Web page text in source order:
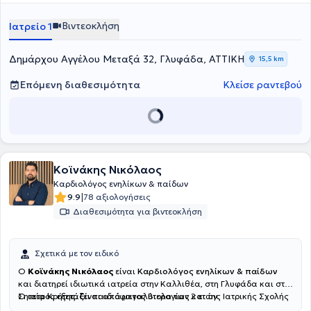
Ιατρείο 1 Βιντεοκλήση
Δημάρχου Αγγέλου Μεταξά 32, Γλυφάδα, ΑΤΤΙΚΗ 15,5 km
Επόμενη διαθεσιμότητα Κλείσε ραντεβού
Κοϊνάκης Νικόλαος
Καρδιολόγος ενηλίκων & παίδων
9.9|78 αξιολογήσεις
Διαθεσιμότητα για βιντεοκλήση
Σχετικά με τον ειδικό
Ο Κοϊνάκης Νικόλαος είναι Καρδιολόγος ενηλίκων & παίδων
και διατηρεί ιδιωτικά ιατρεία στην Καλλιθέα, στη Γλυφάδα και στη
Σητεία Κρήτης. Είναι απόφοιτος Βιολογίας και της Ιατρικής Σχολής
Ο ιατρός εξετάζει παιδιά μεγαλύτερα των 2 ετών.